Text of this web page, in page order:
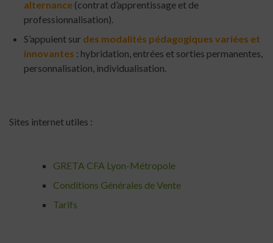
alternance (contrat d’apprentissage et de
professionnalisation).
S’appuient sur des modalités pédagogiques variées et
innovantes : hybridation, entrées et sorties permanentes,
personnalisation, individualisation.
Sites internet utiles :
GRETA CFA Lyon-Métropole
Conditions Générales de Vente
Tarifs